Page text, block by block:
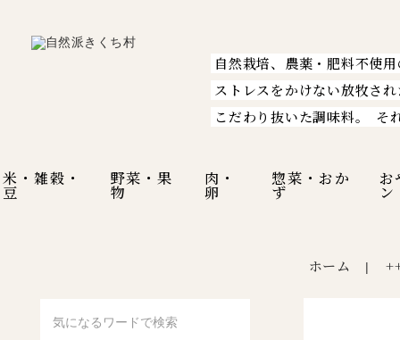
自然栽培、農薬・肥料不使
ストレスをかけない放牧さ
こだわり抜いた調味料。
そ
米・雑穀・
豆
野菜・果
物
肉・
卵
惣菜・おか
ず
お
ン
ホーム |